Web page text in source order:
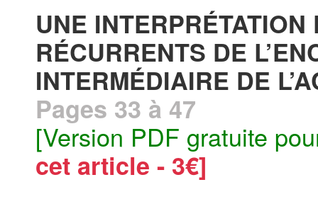
UNE
RÉCURRENTS DE
INTERMÉDIAIRE DE
Pages 33 à 47
[Version PDF gratuite
cet article - 3€]